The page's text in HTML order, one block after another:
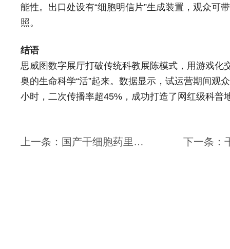
能性。出口处设有“细胞明信片”生成装置，观众可
照。
结语
思威图数字展厅打破传统科教展陈模式，用游戏化
奥的生命科学“活”起来。数据显示，试运营期间观
小时，二次传播率超45%，成功打造了网红级科普
上一条：国产干细胞药里程碑！马云加持，冲刺港股开启医疗新赛道｜干细胞展厅设计｜干细胞科普馆设计｜再生医学展厅设计｜生物科技展厅设计